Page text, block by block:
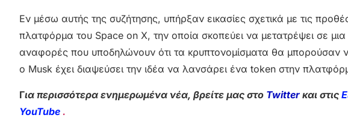
Εν μέσω αυτής της συζήτησης, υπήρξαν εικασίες σχετικά με τις
πλατφόρμα του Space on X, την οποία σκοπεύει να μετατρέψει σε
αναφορές που υποδηλώνουν ότι τα κρυπτονομίσματα θα μπορούσαν
ο Musk έχει διαψεύσει την ιδέα να λανσάρει ένα token στην
Για περισσότερα ενημερωμένα νέα, βρείτε μας στο Twitter και στις
YouTube .